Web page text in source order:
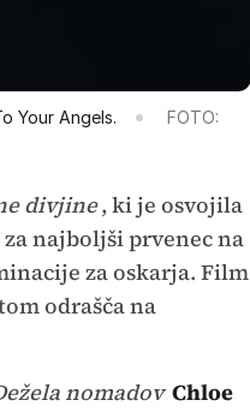
Your Angels.
FOTO:
divjine, ki je osvojila
najboljši prvenec na
za oskarja. Film
odrašča na
nomadovChloe